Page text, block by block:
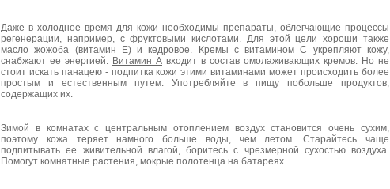
Даже в холодное время для кожи необходимы препараты, облегчающие процессы
регенерации, например, с фруктовыми кислотами. Для этой цели хороши также
масло жожоба (витамин Е) и кедровое. Кремы с витамином С укрепляют кожу,
снабжают ее энергией. Витамин А входит в состав омолаживающих кремов. Но не
стоит искать панацею - подпитка кожи этими витаминами может происходить более
простым и естественным путем. Употребляйте в пищу побольше продуктов,
содержащих их.
Зимой в комнатах с центральным отоплением воздух становится очень сухим,
поэтому кожа теряет намного больше воды, чем летом. Старайтесь чаще
подпитывать ее живительной влагой, боритесь с чрезмерной сухостью воздуха.
Помогут комнатные растения, мокрые полотенца на батареях.